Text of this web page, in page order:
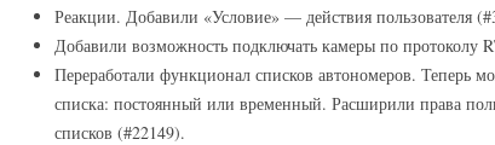
Реакции. Добавили «Условие» — действия пользователя
Добавили возможность подключать камеры по протоколу
Переработали функционал списков автономеров. Теперь
списка: постоянный или временный. Расширили права
списков (#22149).